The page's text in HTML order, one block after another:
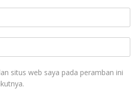
situs web saya pada peramban ini